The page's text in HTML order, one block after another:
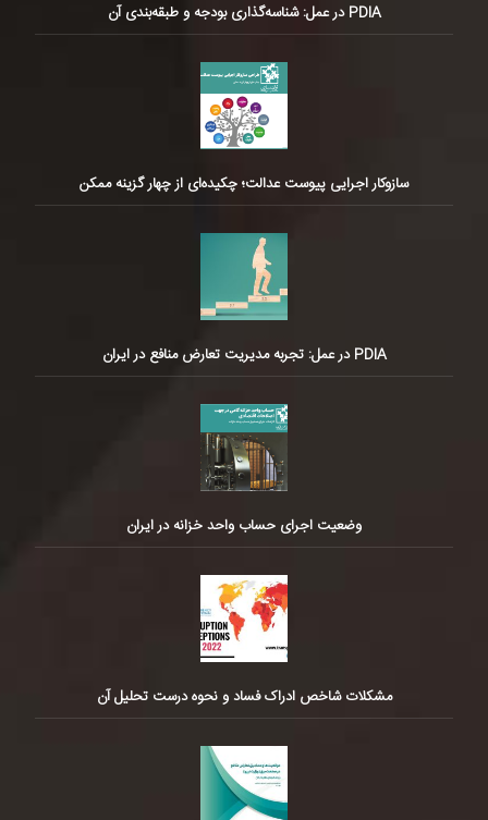
PDIA در عمل: شناسه‌گذاری بودجه و طبقه‌بندی آن
سازوکار اجرایی پیوست عدالت؛ چکیده‌ای از چهار گزینه ممکن
PDIA در عمل: تجربه مدیریت تعارض منافع در ایران
وضعیت اجرای حساب واحد خزانه در ایران
مشکلات شاخص ادراک فساد و نحوه درست تحلیل آن